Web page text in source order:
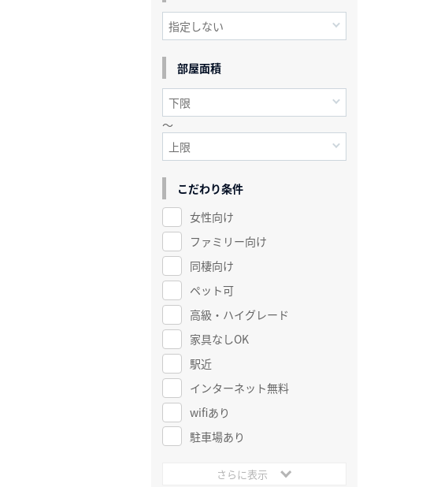
部屋面積
～
こだわり条件
女性向け
ファミリー向け
同棲向け
ペット可
高級・ハイグレード
家具なしOK
駅近
インターネット無料
wifiあり
駐車場あり
さらに表示